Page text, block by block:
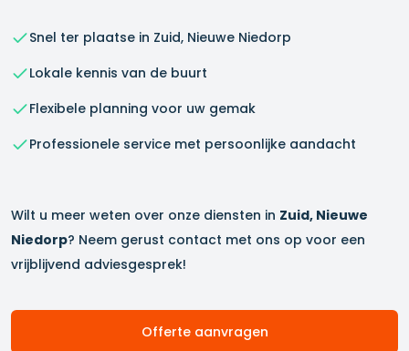
Snel ter plaatse in Zuid, Nieuwe Niedorp
Lokale kennis van de buurt
Flexibele planning voor uw gemak
Professionele service met persoonlijke aandacht
Wilt u meer weten over onze diensten in Zuid, Nieuwe
Niedorp? Neem gerust contact met ons op voor een
vrijblijvend adviesgesprek!
Offerte aanvragen